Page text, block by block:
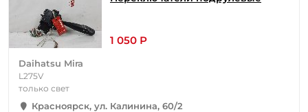
1 050 Р
Daihatsu Mira
L275V
только свет
Красноярск, ул. Калинина, 60/2